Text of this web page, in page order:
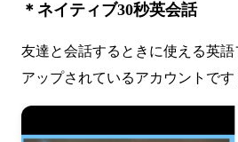
＊ネイティブ30秒英会話
友達と会話するときに使える英
アップされているアカウントです